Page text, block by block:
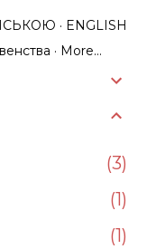
ENGLISH
More…
3
1
1